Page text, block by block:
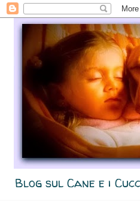
Blog sul Cane e i